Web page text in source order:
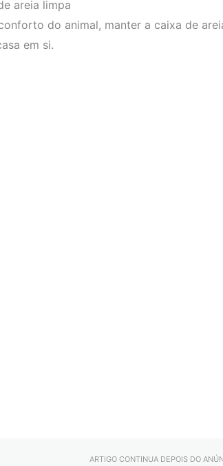
areia limpa
do animal, manter a caixa de
em si.
ARTIGO CONTINUA DEPOIS DO